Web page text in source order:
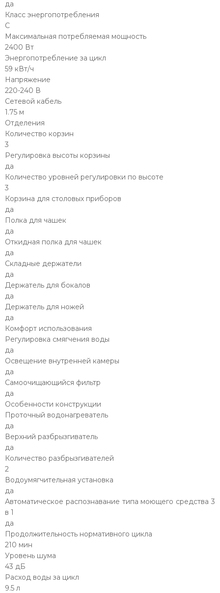
да
Класс энергопотребления
C
Максимальная потребляемая мощность
2400 Вт
Энергопотребление за цикл
59 кВт/ч
Напряжение
220-240 В
Сетевой кабель
1.75 м
Отделения
Количество корзин
3
Регулировка высоты корзины
да
Количество уровней регулировки по высоте
3
Корзина для столовых приборов
да
Полка для чашек
да
Откидная полка для чашек
да
Складные держатели
да
Держатель для бокалов
да
Держатель для ножей
да
Комфорт использования
Регулировка смягчения воды
да
Освещение внутренней камеры
да
Самоочищающийся фильтр
да
Особенности конструкции
Проточный водонагреватель
да
Верхний разбрызгиватель
да
Количество разбрызгивателей
2
Водоумягчительная установка
да
Автоматическое распознавание типа моющего средства 3
в 1
да
Продолжительность нормативного цикла
210 мин
Уровень шума
43 дБ
Расход воды за цикл
9.5 л